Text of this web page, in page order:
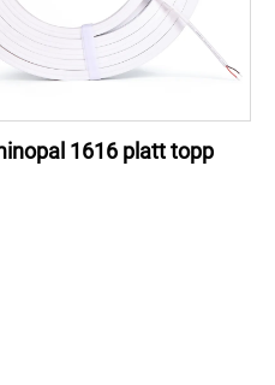
1616 platt topp